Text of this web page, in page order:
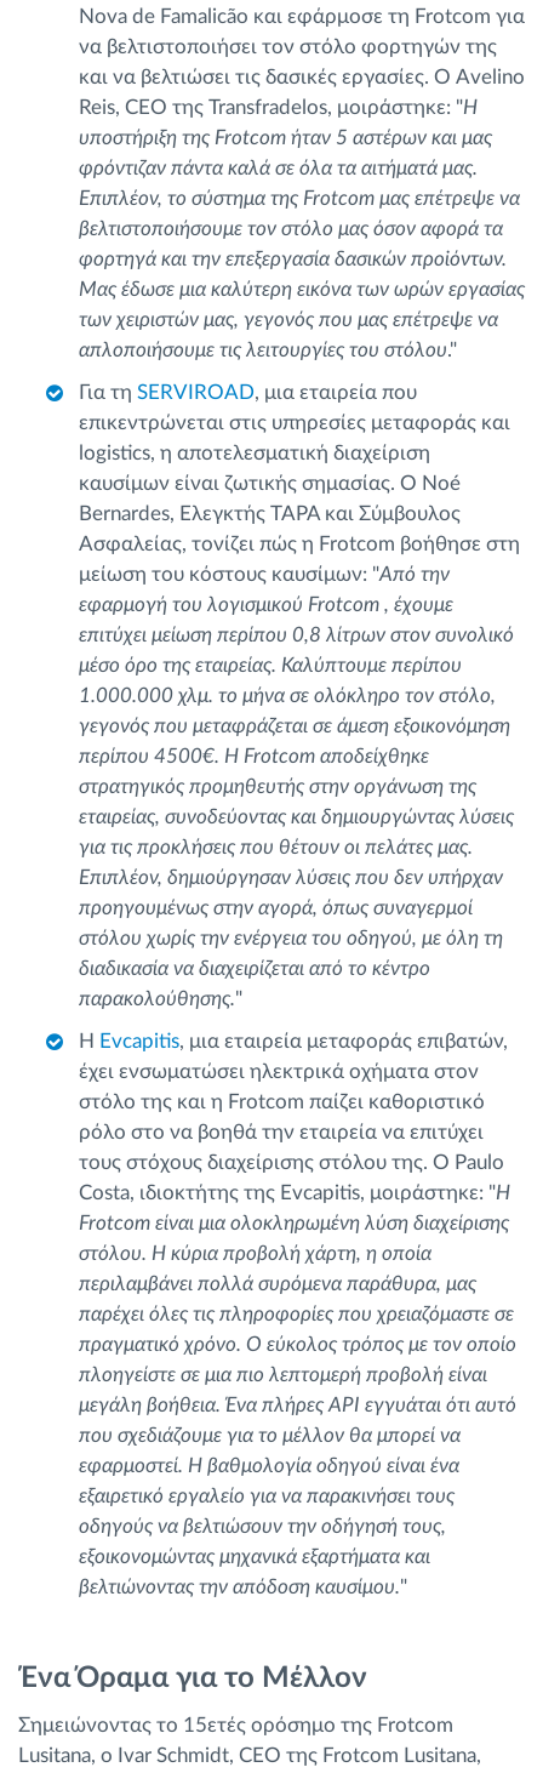
Nova de Famalicão και εφάρμοσε τη Frotcom για
να βελτιστοποιήσει τον στόλο φορτηγών της
και να βελτιώσει τις δασικές εργασίες. Ο Avelino
Reis, CEO της Transfradelos, μοιράστηκε: "Η
υποστήριξη της Frotcom ήταν 5 αστέρων και μας
φρόντιζαν πάντα καλά σε όλα τα αιτήματά μας.
Επιπλέον, το σύστημα της Frotcom μας επέτρεψε να
βελτιστοποιήσουμε τον στόλο μας όσον αφορά τα
φορτηγά και την επεξεργασία δασικών προϊόντων.
Μας έδωσε μια καλύτερη εικόνα των ωρών εργασίας
των χειριστών μας, γεγονός που μας επέτρεψε να
απλοποιήσουμε τις λειτουργίες του στόλου."
Για τη SERVIROAD, μια εταιρεία που
επικεντρώνεται στις υπηρεσίες μεταφοράς και
logistics, η αποτελεσματική διαχείριση
καυσίμων είναι ζωτικής σημασίας. Ο Noé
Bernardes, Ελεγκτής TAPA και Σύμβουλος
Ασφαλείας, τονίζει πώς η Frotcom βοήθησε στη
μείωση του κόστους καυσίμων: "Από την
εφαρμογή του λογισμικού Frotcom , έχουμε
επιτύχει μείωση περίπου 0,8 λίτρων στον συνολικό
μέσο όρο της εταιρείας. Καλύπτουμε περίπου
1.000.000 χλμ. το μήνα σε ολόκληρο τον στόλο,
γεγονός που μεταφράζεται σε άμεση εξοικονόμηση
περίπου 4500€. Η Frotcom αποδείχθηκε
στρατηγικός προμηθευτής στην οργάνωση της
εταιρείας, συνοδεύοντας και δημιουργώντας λύσεις
για τις προκλήσεις που θέτουν οι πελάτες μας.
Επιπλέον, δημιούργησαν λύσεις που δεν υπήρχαν
προηγουμένως στην αγορά, όπως συναγερμοί
στόλου χωρίς την ενέργεια του οδηγού, με όλη τη
διαδικασία να διαχειρίζεται από το κέντρο
παρακολούθησης."
Η Evcapitis, μια εταιρεία μεταφοράς επιβατών,
έχει ενσωματώσει ηλεκτρικά οχήματα στον
στόλο της και η Frotcom παίζει καθοριστικό
ρόλο στο να βοηθά την εταιρεία να επιτύχει
τους στόχους διαχείρισης στόλου της. Ο Paulo
Costa, ιδιοκτήτης της Evcapitis, μοιράστηκε: "Η
Frotcom είναι μια ολοκληρωμένη λύση διαχείρισης
στόλου. Η κύρια προβολή χάρτη, η οποία
περιλαμβάνει πολλά συρόμενα παράθυρα, μας
παρέχει όλες τις πληροφορίες που χρειαζόμαστε σε
πραγματικό χρόνο. Ο εύκολος τρόπος με τον οποίο
πλοηγείστε σε μια πιο λεπτομερή προβολή είναι
μεγάλη βοήθεια. Ένα πλήρες API εγγυάται ότι αυτό
που σχεδιάζουμε για το μέλλον θα μπορεί να
εφαρμοστεί. Η βαθμολογία οδηγού είναι ένα
εξαιρετικό εργαλείο για να παρακινήσει τους
οδηγούς να βελτιώσουν την οδήγησή τους,
εξοικονομώντας μηχανικά εξαρτήματα και
βελτιώνοντας την απόδοση καυσίμου."
Ένα Όραμα για το Μέλλον
Σημειώνοντας το 15ετές ορόσημο της Frotcom
Lusitana, ο Ivar Schmidt, CEO της Frotcom Lusitana,